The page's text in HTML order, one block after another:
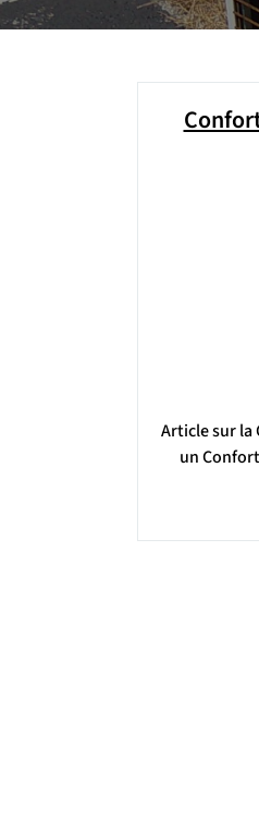
Article sur la
un